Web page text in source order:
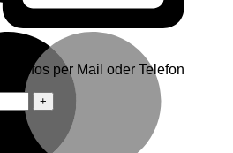
Infos per Mail oder Telefon